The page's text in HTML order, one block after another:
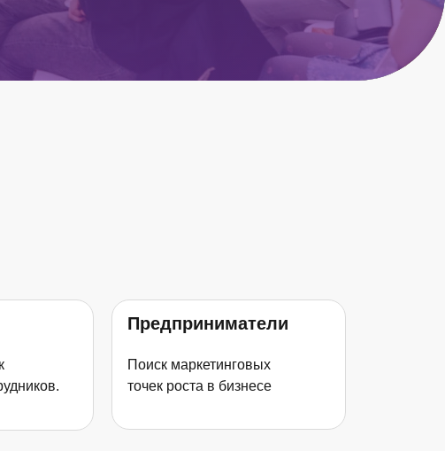
Предприниматели
Поиск маркетинговых
точек роста в бизнесе